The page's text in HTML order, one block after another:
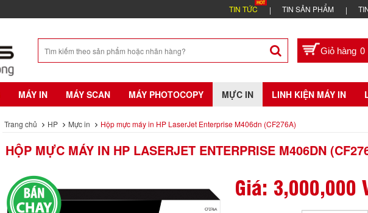
TIN TỨC TIN SẢN PHẨM
0
MÁY IN MÁY SCAN MÁY PHOTOCOPY MỰC IN LINH KIỆN MÁY IN
Trang chủ HP Mực in Hộp mực máy in HP LaserJet Enterprise M406dn (CF276A)
HỘP MỰC MÁY IN HP LASERJET ENTERPRISE M406DN
Giá: 3,000,000